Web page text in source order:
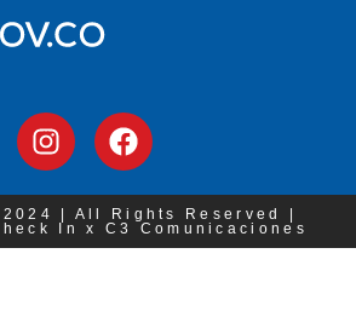
| All Rights Reserved |
In x C3 Comunicaciones